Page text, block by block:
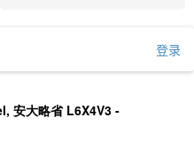
登录